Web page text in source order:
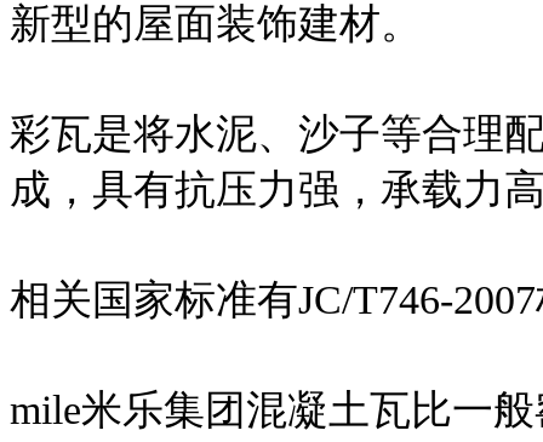
新型的屋面装饰建材。
彩瓦是将水泥、沙子等合理
成，具有抗压力强，承载力
相关国家标准有JC/T746-
mile米乐集团混凝土瓦比一